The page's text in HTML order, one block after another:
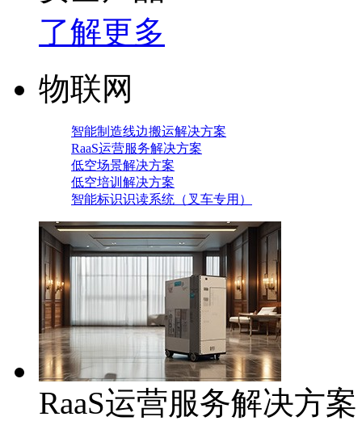
了解更多
物联网
智能制造线边搬运解决方案
RaaS运营服务解决方案
低空场景解决方案
低空培训解决方案
智能标识识读系统（叉车专用）
RaaS运营服务解决方案